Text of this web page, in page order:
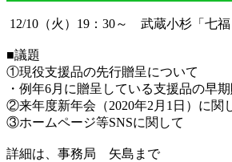
12/10（火）19：30～ 武蔵小杉「七福
■議題
①現役支援品の先行贈呈について
・例年6月に贈呈している支援品の早
②来年度新年会（2020年2月1日）に関
③ホームページ等SNSに関して
詳細は、事務局 矢島まで